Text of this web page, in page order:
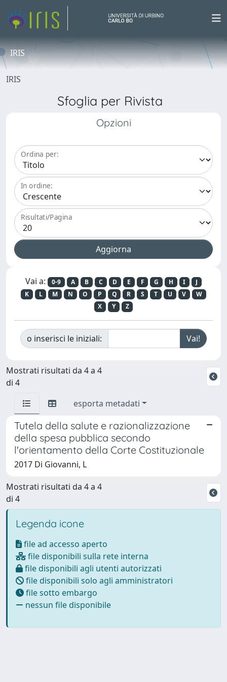
IRIS
IRIS
Sfoglia per Rivista
Opzioni
Ordina per:
In ordine:
Risultati/Pagina
Vai a: 0-9 A B C D E F G H I
J
K
L M N O P Q R S T U V
W
X
Y Z
o inserisci le iniziali:
Mostrati risultati da 4 a 4
di 4
esporta metadati
Tutela della salute e razionalizzazione
della spesa pubblica secondo
l'orientamento della Corte Costituzionale
2017 Di Giovanni, L
Mostrati risultati da 4 a 4
di 4
Legenda icone
file ad accesso aperto
file disponibili sulla rete interna
file disponibili agli utenti autorizzati
file disponibili solo agli amministratori
file sotto embargo
nessun file disponibile